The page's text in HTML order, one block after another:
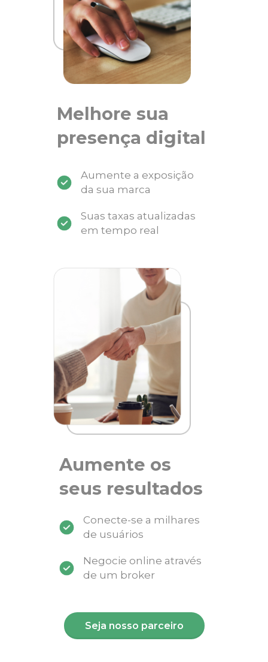
Melhore sua
presença digital
Aumente a exposição
da sua marca
Suas taxas atualizadas
em tempo real
Aumente os
seus resultados
Conecte-se a milhares
de usuários
Negocie online através
de um broker
Seja nosso parceiro